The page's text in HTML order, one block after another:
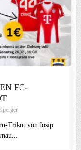
FC-
von Josip